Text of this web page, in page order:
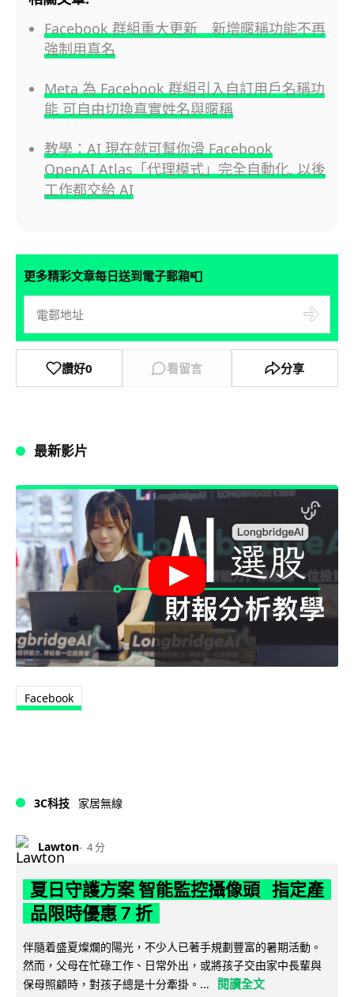
Facebook 群組重大更新 新增暱稱功能不再
強制用真名
Meta 為 Facebook 群組引入自訂用戶名稱功
能 可自由切換真實姓名與暱稱
教學：AI 現在就可幫你滑 Facebook
OpenAI Atlas「代理模式」完全自動化, 以後
工作都交給 AI
更多精彩文章每日送到電子郵箱📮
讚好0 看留言 分享
最新影片
Facebook
3C科技 家居無線
Lawton 4 分
夏日守護方案 智能監控攝像頭 指定產
品限時優惠 7 折
伴隨着盛夏燦爛的陽光，不少人已著手規劃豐富的暑期活動。
然而，父母在忙碌工作、日常外出，或將孩子交由家中長輩與
保母照顧時，對孩子總是十分牽掛。...
閱讀全文